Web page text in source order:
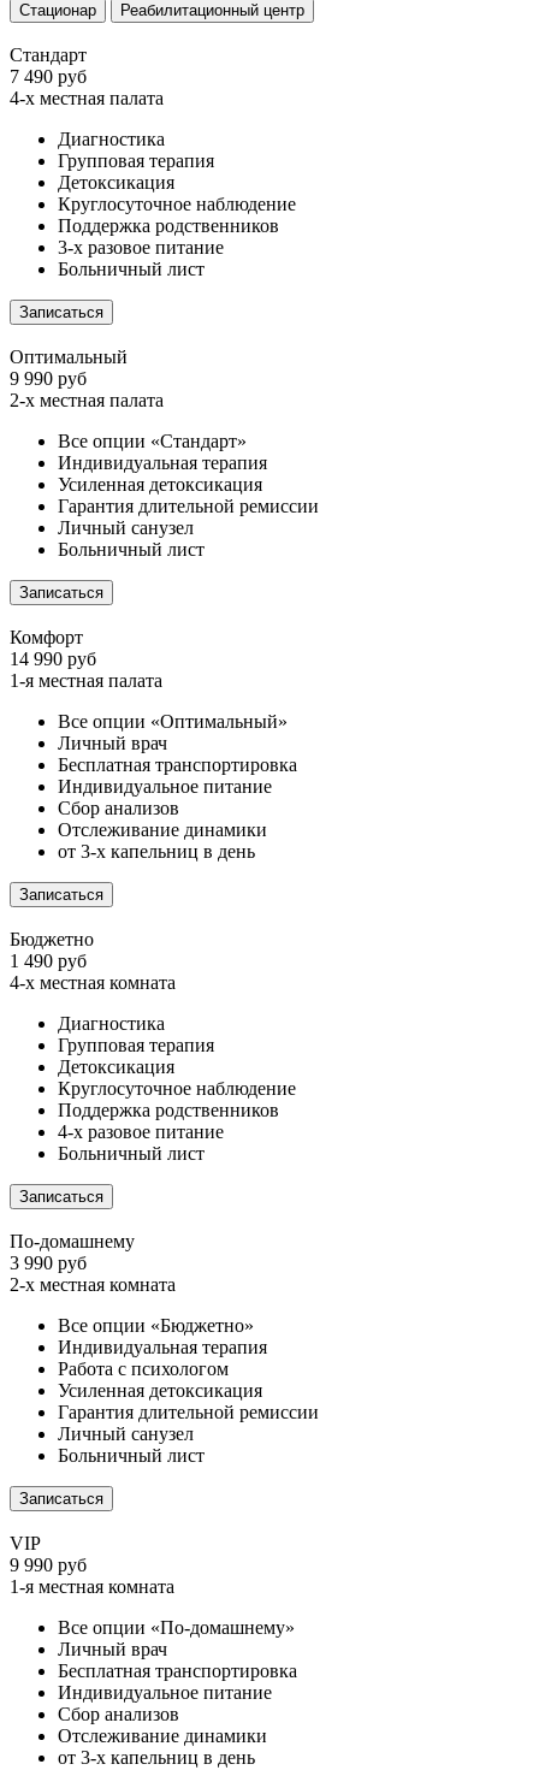
Стационар Реабилитационный центр
Стандарт
7 490 руб
4-х местная палата
Диагностика
Групповая терапия
Детоксикация
Круглосуточное наблюдение
Поддержка родственников
3-х разовое питание
Больничный лист
Записаться
Оптимальный
9 990 руб
2-х местная палата
Все опции «Стандарт»
Индивидуальная терапия
Усиленная детоксикация
Гарантия длительной ремиссии
Личный санузел
Больничный лист
Записаться
Комфорт
14 990 руб
1-я местная палата
Все опции «Оптимальный»
Личный врач
Бесплатная транспортировка
Индивидуальное питание
Сбор анализов
Отслеживание динамики
от 3-х капельниц в день
Записаться
Бюджетно
1 490 руб
4-х местная комната
Диагностика
Групповая терапия
Детоксикация
Круглосуточное наблюдение
Поддержка родственников
4-х разовое питание
Больничный лист
Записаться
По-домашнему
3 990 руб
2-х местная комната
Все опции «Бюджетно»
Индивидуальная терапия
Работа с психологом
Усиленная детоксикация
Гарантия длительной ремиссии
Личный санузел
Больничный лист
Записаться
VIP
9 990 руб
1-я местная комната
Все опции «По-домашнему»
Личный врач
Бесплатная транспортировка
Индивидуальное питание
Сбор анализов
Отслеживание динамики
от 3-х капельниц в день